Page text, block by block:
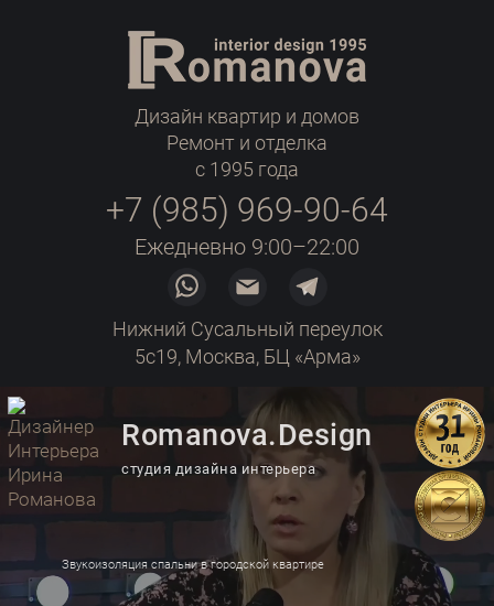
Дизайн квартир и домов
Ремонт и отделка
с 1995 года
+7 (985) 969-90-64
Ежедневно 9:00–22:00
Нижний Сусальный переулок
5с19, Москва, БЦ «Арма»
Romanova.Design
студия дизайна интерьера
Звукоизоляция спальни в городской квартире